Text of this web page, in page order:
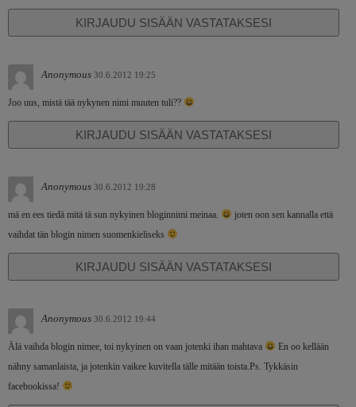
KIRJAUDU SISÄÄN VASTATAKSESI
Anonymous 30.6.2012 19:25
Joo uus, mistä tää nykynen nimi muuten tuli??
KIRJAUDU SISÄÄN VASTATAKSESI
Anonymous 30.6.2012 19:28
mä en ees tiedä mitä tä sun nykyinen bloginnimi meinaa.
joten oon sen kannalla että
vaihdat tän blogin nimen suomenkieliseks
KIRJAUDU SISÄÄN VASTATAKSESI
Anonymous 30.6.2012 19:44
Älä vaihda blogin nimee, toi nykyinen on vaan jotenki ihan mahtava
En oo kellään
nähny samanlaista, ja jotenkin vaikee kuvitella tälle mitään toista.Ps. Tykkäsin
facebookissa!